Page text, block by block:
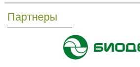
Партнеры